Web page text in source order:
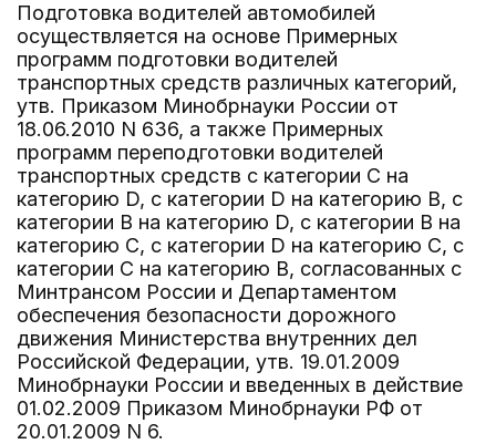
Подготовка водителей автомобилей
осуществляется на основе Примерных
программ подготовки водителей
транспортных средств различных категорий,
утв. Приказом Минобрнауки России от
18.06.2010 N 636, а также Примерных
программ переподготовки водителей
транспортных средств с категории C на
категорию D, с категории D на категорию B, с
категории B на категорию D, с категории B на
категорию C, с категории D на категорию C, с
категории C на категорию B, согласованных с
Минтрансом России и Департаментом
обеспечения безопасности дорожного
движения Министерства внутренних дел
Российской Федерации, утв. 19.01.2009
Минобрнауки России и введенных в действие
01.02.2009 Приказом Минобрнауки РФ от
20.01.2009 N 6.